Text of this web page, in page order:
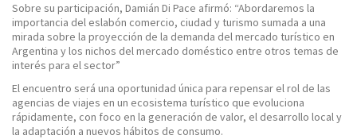
Sobre su participación, Damián Di Pace afirmó: “Abordaremos la
importancia del eslabón comercio, ciudad y turismo sumada a una
mirada sobre la proyección de la demanda del mercado turístico en
Argentina y los nichos del mercado doméstico entre otros temas de
interés para el sector”
El encuentro será una oportunidad única para repensar el rol de las
agencias de viajes en un ecosistema turístico que evoluciona
rápidamente, con foco en la generación de valor, el desarrollo local y
la adaptación a nuevos hábitos de consumo.